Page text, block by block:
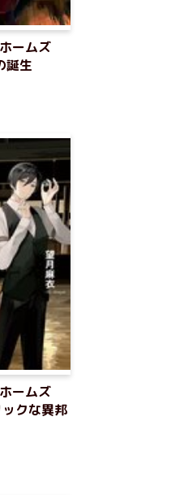
ームズ
誕生
ームズ
クな異邦